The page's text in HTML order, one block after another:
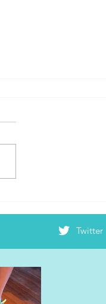
活用して走りを磨く
Twitter